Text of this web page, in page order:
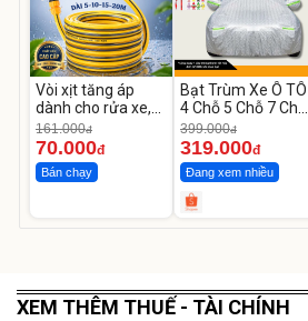
Vòi xịt tăng áp
dành cho rửa xe,
tưới cây
161.000đ
70.000đ
Bán chạy
Bạt Trùm Xe Ô TÔ
4 Chỗ 5 Chỗ 7 Chỗ,
Bán Tải
399.000đ
319.000đ
Đang xem nhiều
XEM THÊM THUẾ - TÀI CHÍNH